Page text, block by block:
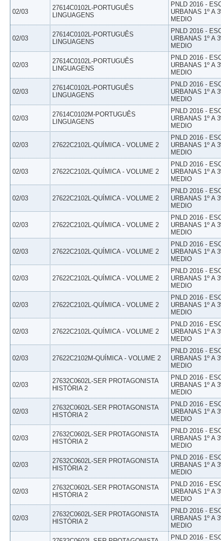
02/03
27614C0102L-PORTUGUÊS
LINGUAGENS
PNLD 2016 -
URBANAS 1º A
MEDIO
02/03
27614C0102L-PORTUGUÊS
LINGUAGENS
PNLD 2016 -
URBANAS 1º A
MEDIO
02/03
27614C0102L-PORTUGUÊS
LINGUAGENS
PNLD 2016 -
URBANAS 1º A
MEDIO
02/03
27614C0102L-PORTUGUÊS
LINGUAGENS
PNLD 2016 -
URBANAS 1º A
MEDIO
02/03
27614C0102M-PORTUGUÊS
LINGUAGENS
PNLD 2016 -
URBANAS 1º A
MEDIO
02/03 27622C2102L-QUÍMICA - VOLUME 2
PNLD 2016 -
URBANAS 1º A
MEDIO
02/03 27622C2102L-QUÍMICA - VOLUME 2
PNLD 2016 -
URBANAS 1º A
MEDIO
02/03 27622C2102L-QUÍMICA - VOLUME 2
PNLD 2016 -
URBANAS 1º A
MEDIO
02/03 27622C2102L-QUÍMICA - VOLUME 2
PNLD 2016 -
URBANAS 1º A
MEDIO
02/03 27622C2102L-QUÍMICA - VOLUME 2
PNLD 2016 -
URBANAS 1º A
MEDIO
02/03 27622C2102L-QUÍMICA - VOLUME 2
PNLD 2016 -
URBANAS 1º A
MEDIO
02/03 27622C2102L-QUÍMICA - VOLUME 2
PNLD 2016 -
URBANAS 1º A
MEDIO
02/03 27622C2102L-QUÍMICA - VOLUME 2
PNLD 2016 -
URBANAS 1º A
MEDIO
02/03 27622C2102M-QUÍMICA - VOLUME 2
PNLD 2016 -
URBANAS 1º A
MEDIO
02/03
27632C0602L-SER PROTAGONISTA
HISTÓRIA 2
PNLD 2016 -
URBANAS 1º A
MEDIO
02/03
27632C0602L-SER PROTAGONISTA
HISTÓRIA 2
PNLD 2016 -
URBANAS 1º A
MEDIO
02/03
27632C0602L-SER PROTAGONISTA
HISTÓRIA 2
PNLD 2016 -
URBANAS 1º A
MEDIO
02/03
27632C0602L-SER PROTAGONISTA
HISTÓRIA 2
PNLD 2016 -
URBANAS 1º A
MEDIO
02/03
27632C0602L-SER PROTAGONISTA
HISTÓRIA 2
PNLD 2016 -
URBANAS 1º A
MEDIO
02/03
27632C0602L-SER PROTAGONISTA
HISTÓRIA 2
PNLD 2016 -
URBANAS 1º A
MEDIO
PNLD 2016 -